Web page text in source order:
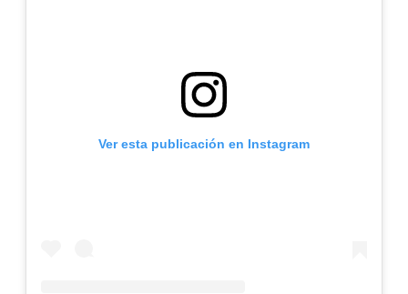
Ver esta publicación en Instagram